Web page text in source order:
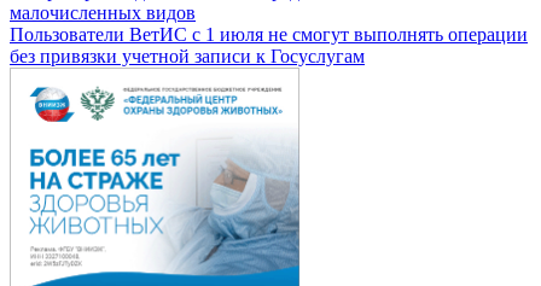
малочисленных видов
Пользователи ВетИС с 1 июля не смогут выполнять операции
без привязки учетной записи к Госуслугам